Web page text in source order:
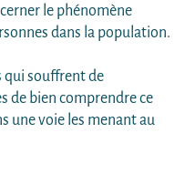
le phénomène
dans la population.
qui souffrent de
de bien comprendre ce
une voie les menant au